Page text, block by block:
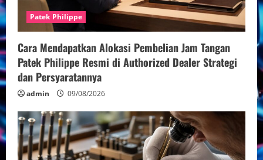
Patek Philippe
Cara Mendapatkan Alokasi Pembelian Jam Tangan
Patek Philippe Resmi di Authorized Dealer Strategi
dan Persyaratannya
admin 09/08/2026